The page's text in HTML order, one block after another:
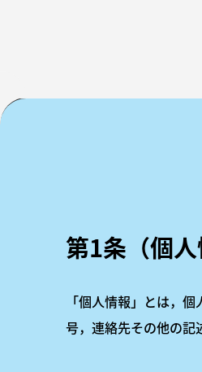
第1条（個人
「個人情報」とは，
号，連絡先その他の記